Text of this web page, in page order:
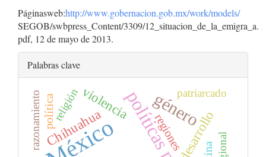
Páginasweb:http://www.gobernacion.gob.mx/work/models/
SEGOB/swbpress_Content/3309/12_situacion_de_la_emigra_a.
pdf, 12 de mayo de 2013.
Palabras clave
México
género
Chihuahua
violencia
desarrollo
política
regiones
razonamiento religión patriarcado